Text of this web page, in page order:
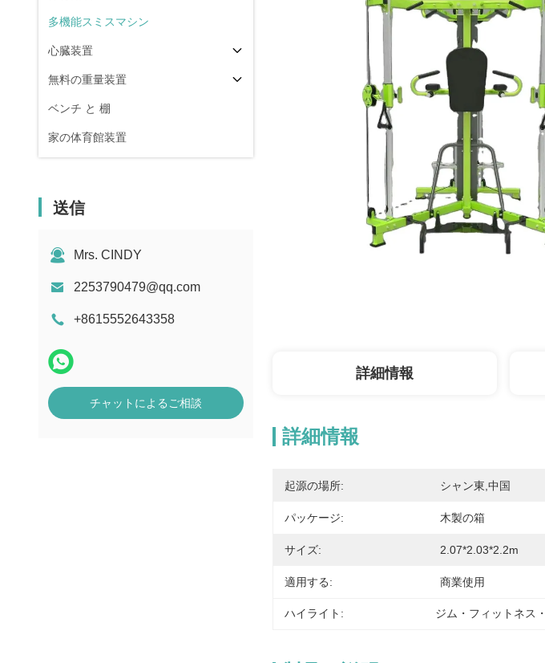
多機能スミスマシン
心臓装置
無料の重量装置
ベンチ と 棚
家の体育館装置
送信
Mrs. CINDY
2253790479@qq.com
+8615552643358
チャットによるご相談
詳細情報
詳細情報
起源の場所: シャン東,中国
パッケージ: 木製の箱
サイズ: 2.07*2.03*2.2m
適用する: 商業使用
ハイライト: ジム・フィットネス